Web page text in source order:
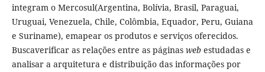
integram o Mercosul(Argentina, Bolívia, Brasil, Paraguai,
Uruguai, Venezuela, Chile, Colômbia, Equador, Peru, Guiana
e Suriname), emapear os produtos e serviços oferecidos.
Buscaverificar as relações entre as páginas webestudadas e
analisar a arquitetura e distribuição das informações por